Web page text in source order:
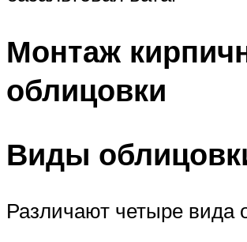
Монтаж
облицовки
Виды
Различают четыре вида